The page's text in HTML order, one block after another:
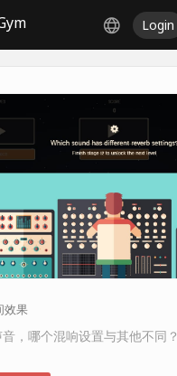
Login
效果
，哪个混响设置与其他不同？